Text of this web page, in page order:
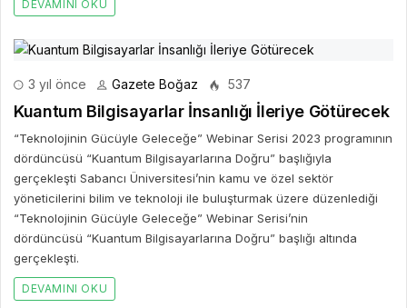
DEVAMINI OKU
3 yıl önce Gazete Boğaz 537
Kuantum Bilgisayarlar İnsanlığı İleriye Götürecek
“Teknolojinin Gücüyle Geleceğe” Webinar Serisi 2023 programının
dördüncüsü “Kuantum Bilgisayarlarına Doğru” başlığıyla
gerçekleşti Sabancı Üniversitesi’nin kamu ve özel sektör
yöneticilerini bilim ve teknoloji ile buluşturmak üzere düzenlediği
“Teknolojinin Gücüyle Geleceğe” Webinar Serisi’nin
dördüncüsü “Kuantum Bilgisayarlarına Doğru” başlığı altında
gerçekleşti.
DEVAMINI OKU